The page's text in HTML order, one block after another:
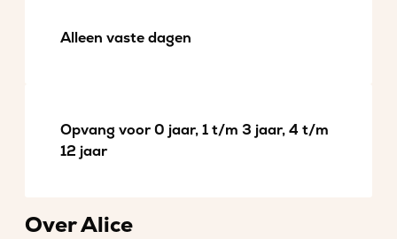
Alleen vaste dagen
Opvang voor 0 jaar, 1 t/m 3 jaar, 4 t/m
12 jaar
Over Alice